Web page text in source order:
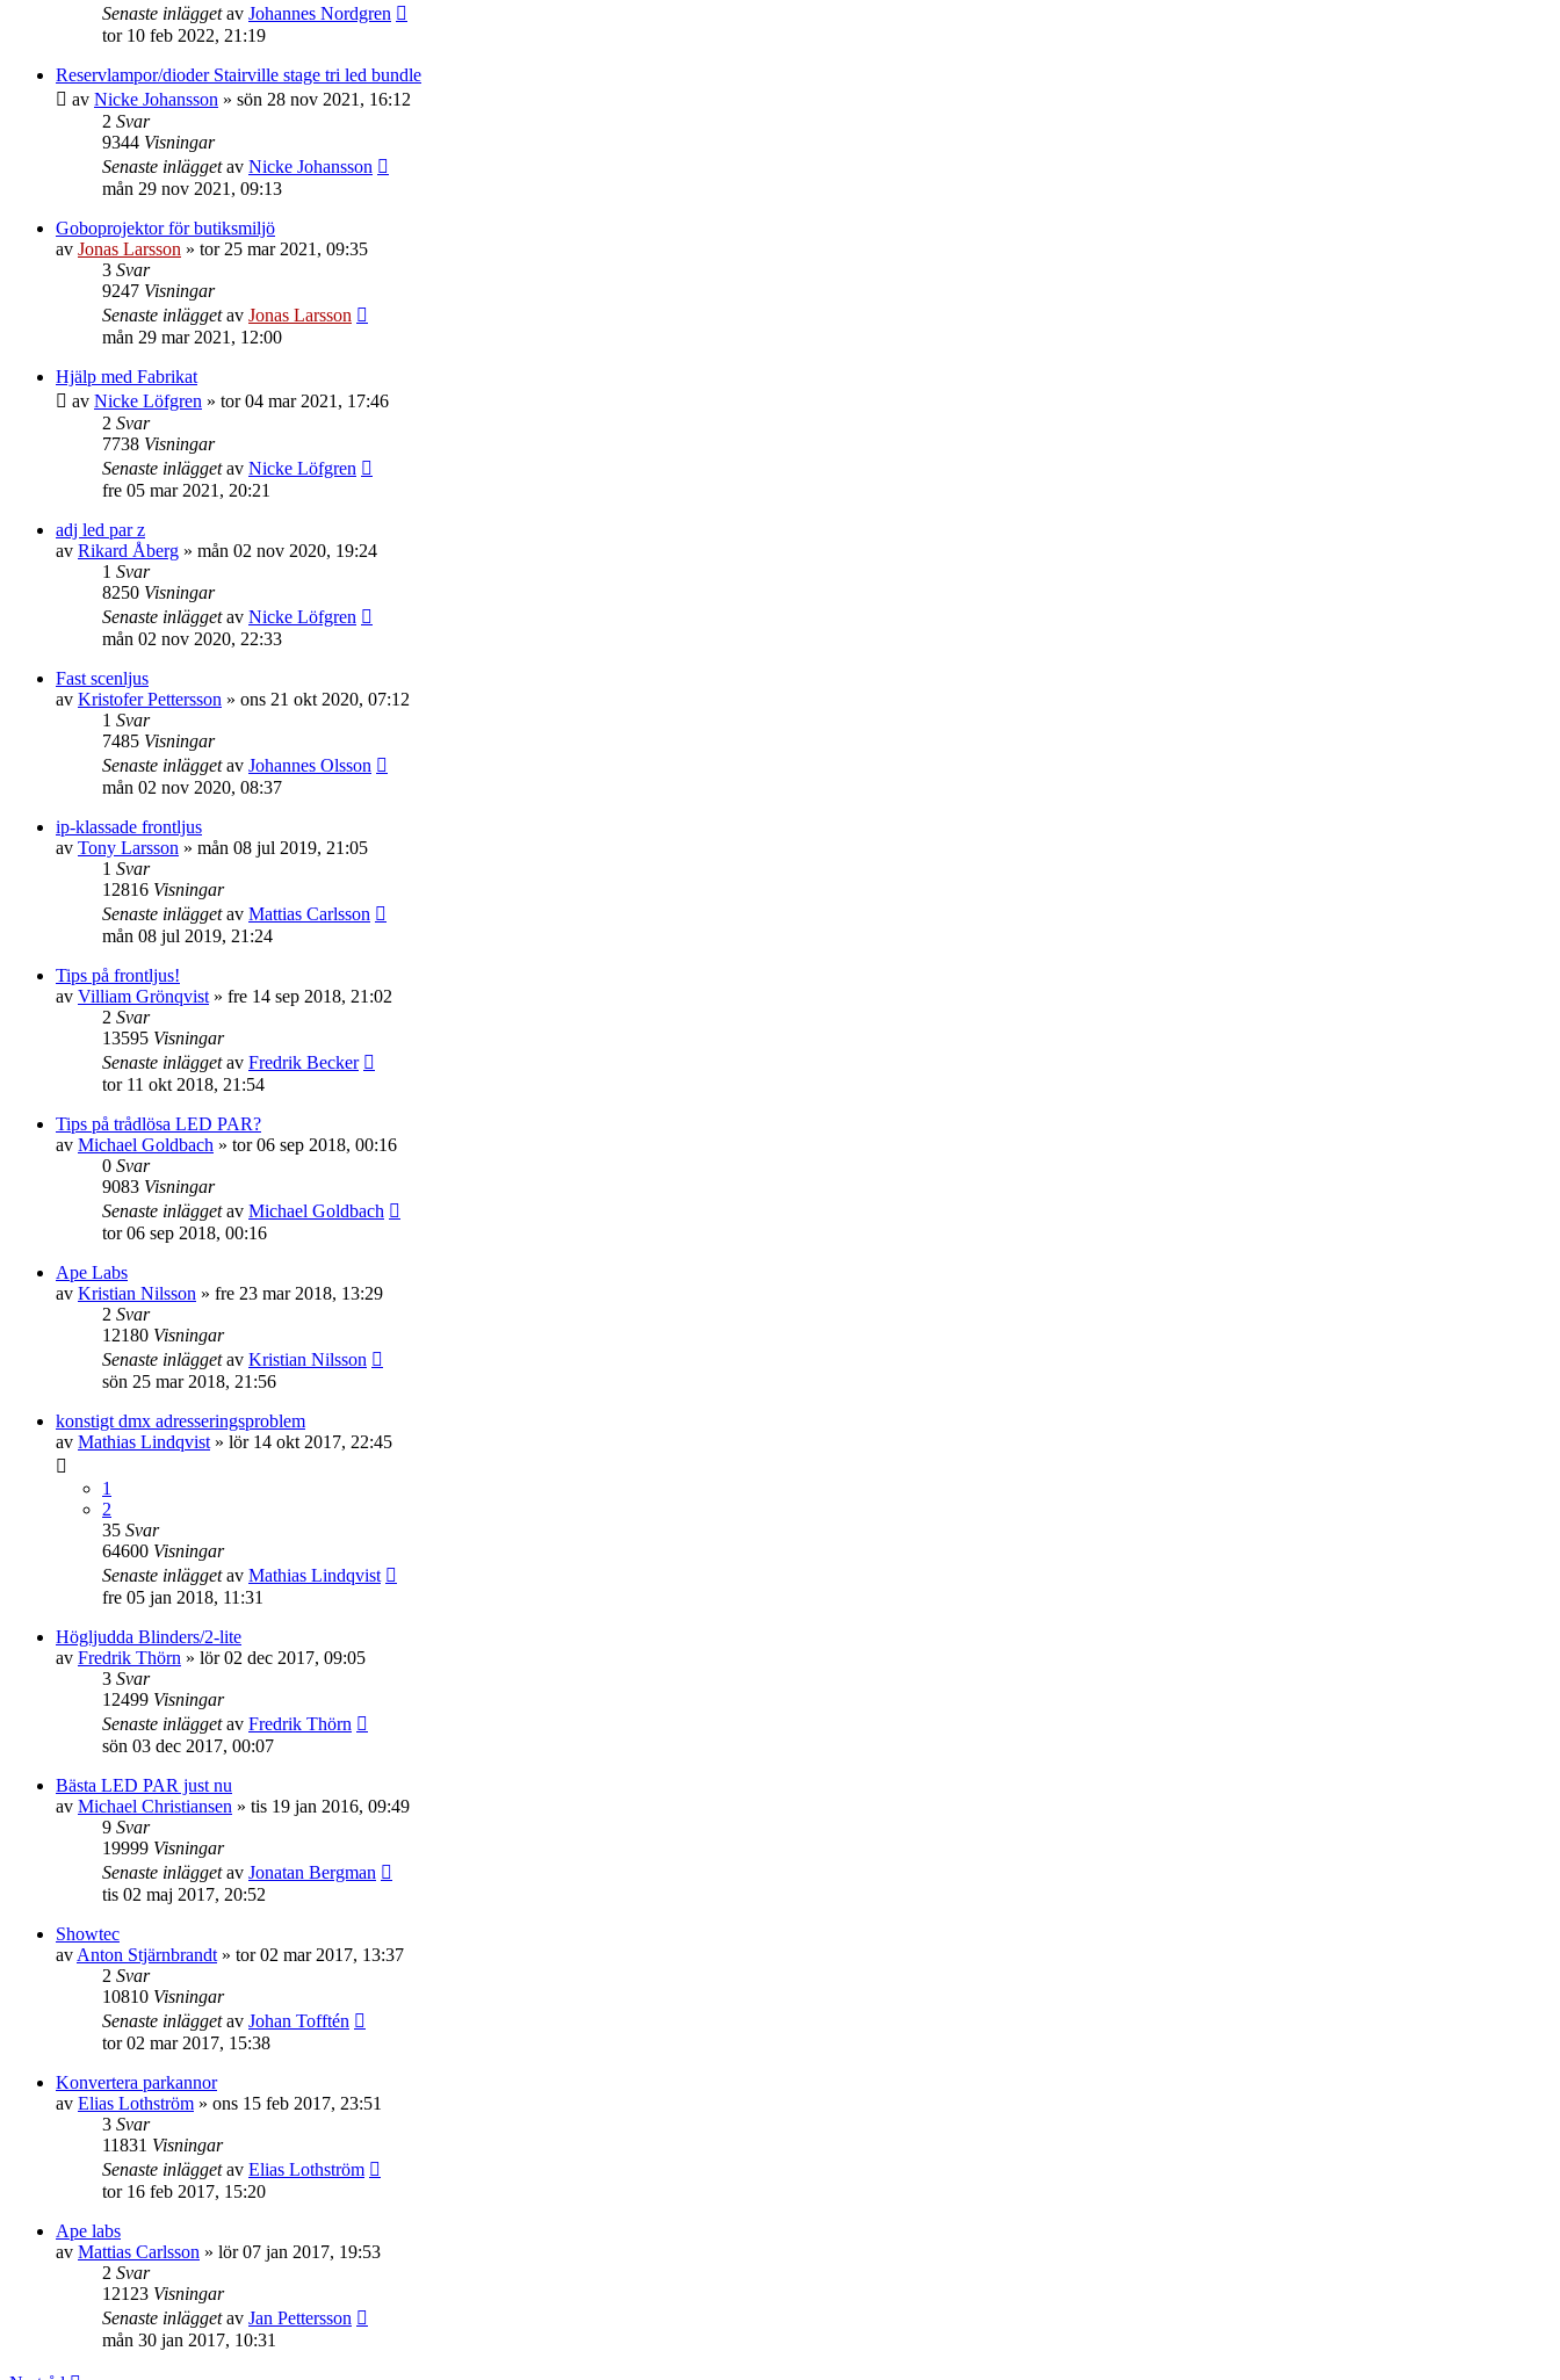
Senaste inläggetav Johannes Nordgren
tor 10 feb 2022, 21:19
Reservlampor/dioder Stairville stage tri led bundle
av Nicke Johansson » sön 28 nov 2021, 16:12
2 Svar
9344 Visningar
Senaste inläggetav Nicke Johansson
mån 29 nov 2021, 09:13
Goboprojektor för butiksmiljö
av Jonas Larsson » tor 25 mar 2021, 09:35
3 Svar
9247 Visningar
Senaste inläggetav Jonas Larsson
mån 29 mar 2021, 12:00
Hjälp med Fabrikat
av Nicke Löfgren » tor 04 mar 2021, 17:46
2 Svar
7738 Visningar
Senaste inläggetav Nicke Löfgren
fre 05 mar 2021, 20:21
adj led par z
av Rikard Åberg » mån 02 nov 2020, 19:24
1 Svar
8250 Visningar
Senaste inläggetav Nicke Löfgren
mån 02 nov 2020, 22:33
Fast scenljus
av Kristofer Pettersson » ons 21 okt 2020, 07:12
1 Svar
7485 Visningar
Senaste inläggetav Johannes Olsson
mån 02 nov 2020, 08:37
ip-klassade frontljus
av Tony Larsson » mån 08 jul 2019, 21:05
1 Svar
12816 Visningar
Senaste inläggetav Mattias Carlsson
mån 08 jul 2019, 21:24
Tips på frontljus!
av Villiam Grönqvist » fre 14 sep 2018, 21:02
2 Svar
13595 Visningar
Senaste inläggetav Fredrik Becker
tor 11 okt 2018, 21:54
Tips på trådlösa LED PAR?
av Michael Goldbach » tor 06 sep 2018, 00:16
0 Svar
9083 Visningar
Senaste inläggetav Michael Goldbach
tor 06 sep 2018, 00:16
Ape Labs
av Kristian Nilsson » fre 23 mar 2018, 13:29
2 Svar
12180 Visningar
Senaste inläggetav Kristian Nilsson
sön 25 mar 2018, 21:56
konstigt dmx adresseringsproblem
av Mathias Lindqvist » lör 14 okt 2017, 22:45
1
2
35 Svar
64600 Visningar
Senaste inläggetav Mathias Lindqvist
fre 05 jan 2018, 11:31
Högljudda Blinders/2-lite
av Fredrik Thörn » lör 02 dec 2017, 09:05
3 Svar
12499 Visningar
Senaste inläggetav Fredrik Thörn
sön 03 dec 2017, 00:07
Bästa LED PAR just nu
av Michael Christiansen » tis 19 jan 2016, 09:49
9 Svar
19999 Visningar
Senaste inläggetav Jonatan Bergman
tis 02 maj 2017, 20:52
Showtec
av Anton Stjärnbrandt » tor 02 mar 2017, 13:37
2 Svar
10810 Visningar
Senaste inläggetav Johan Tofftén
tor 02 mar 2017, 15:38
Konvertera parkannor
av Elias Lothström » ons 15 feb 2017, 23:51
3 Svar
11831 Visningar
Senaste inläggetav Elias Lothström
tor 16 feb 2017, 15:20
Ape labs
av Mattias Carlsson » lör 07 jan 2017, 19:53
2 Svar
12123 Visningar
Senaste inläggetav Jan Pettersson
mån 30 jan 2017, 10:31